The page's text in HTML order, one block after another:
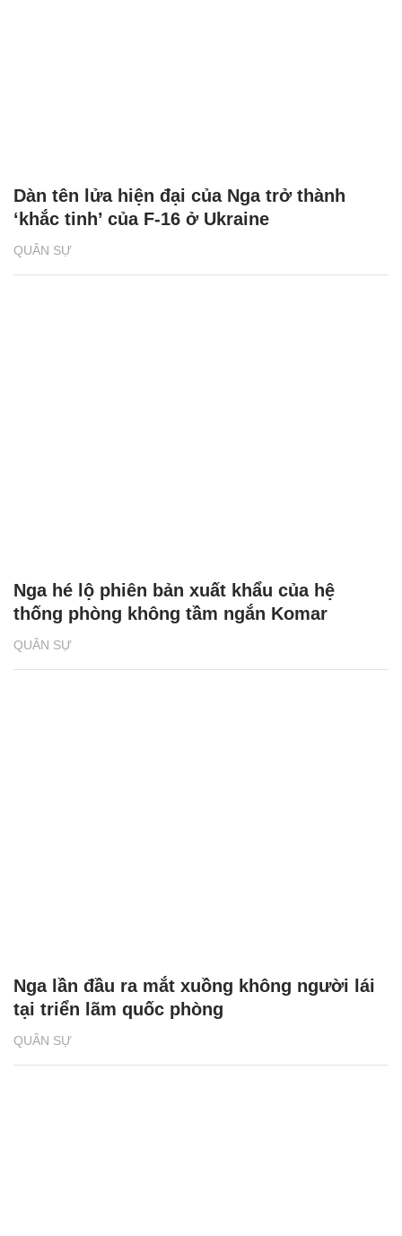
QUÂN SỰ
Dàn tên lửa hiện đại của Nga trở thành
‘khắc tinh’ của F-16 ở Ukraine
QUÂN SỰ
Nga hé lộ phiên bản xuất khẩu của hệ
thống phòng không tầm ngắn Komar
QUÂN SỰ
Nga lần đầu ra mắt xuồng không người lái
tại triển lãm quốc phòng